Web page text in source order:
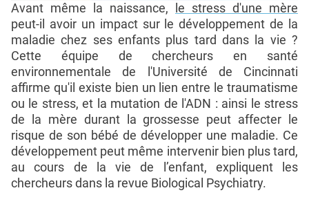
Avant même la naissance,
le stress d'une mère
peut-il avoir un impact sur le développement de la
maladie chez ses enfants plus tard dans la vie ?
Cette équipe de chercheurs en santé
environnementale de l'Université de Cincinnati
affirme qu'il existe bien un lien entre le traumatisme
ou le stress, et la mutation de l'ADN : ainsi le stress
de la mère durant la grossesse peut affecter le
risque de son bébé de développer une maladie. Ce
développement peut même intervenir bien plus tard,
au cours de la vie de l’enfant, expliquent les
chercheurs dans la revue Biological Psychiatry.